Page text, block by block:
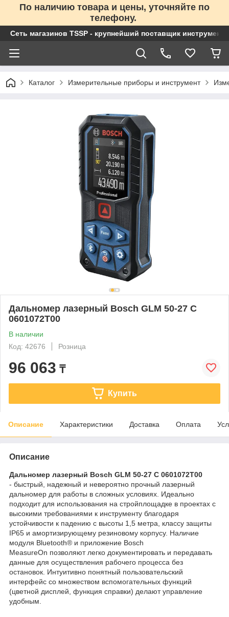
По наличию товара и цены, уточняйте по
телефону.
Сеть магазинов TSSP - крупнейший поставщик
Каталог Измерительные приборы и инструмент
Дальномер лазерный Bosch GLM 50-27 С
0601072T00
В наличии
Код: 42676
Розница
96 063 ₸
Купить
Описание Характеристики Доставка Оплата
Описание
Дальномер лазерный Bosch GLM 50-27 С 0601072T00
- быстрый, надежный и невероятно прочный лазерный
дальномер для работы в сложных условиях. Идеально
подходит для использования на стройплощадке в проектах с
высокими требованиями к инструменту благодаря
устойчивости к падению с высоты 1,5 метра, классу защиты
IP65 и амортизирующему резиновому корпусу. Наличие
модуля Bluetooth® и приложение Bosch
MeasureOn позволяют легко документировать и передавать
данные для осуществления рабочего процесса без
остановок. Интуитивно понятный пользовательский
интерфейс со множеством вспомогательных функций
(цветной дисплей, функция справки) делают управление
удобным.